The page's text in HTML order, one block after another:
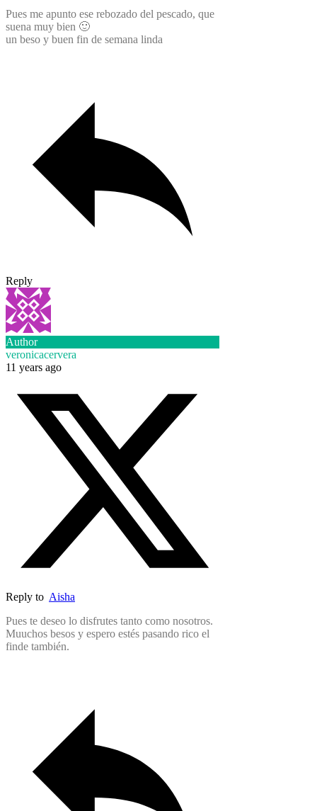
Pues me apunto ese rebozado del pescado, que
suena muy bien 🙂
un beso y buen fin de semana linda
Reply
Author
veronicacervera
11 years ago
Reply to Aisha
Pues te deseo lo disfrutes tanto como nosotros.
Muuchos besos y espero estés pasando rico el
finde también.